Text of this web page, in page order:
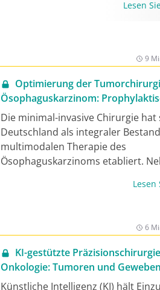
Lesen
9
Optimierung der
Ösophaguskarzinom:
Pylorusdilatation zur
Komplikationsreduktion
Die minimal-invasive Chirurgie hat
Deutschland als integraler
multimodalen Therapie des
Ösophaguskarzinoms etabliert.
Ebenbürtigkeit gegenüber der
Versorgung. Zentrale Aufgabe der
Speiseröhre ist der gerichtete
Nahrung in den Magen. Nach
Ösophagusresektion mit
Lesen
6
KI-gestützte
Onkologie: Tumoren und
sichtbarer machen
Künstliche Intelligenz (KI) hält